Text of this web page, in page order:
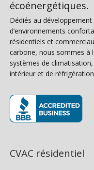
écoénergétiques.
Dédiés au
d’environnements
résidentiels et
carbone, nous sommes à
systèmes de
intérieur et de
CVAC résidentiel